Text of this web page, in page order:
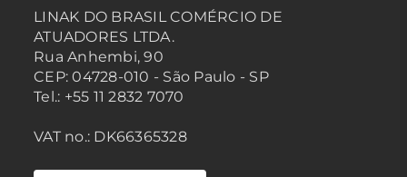
LINAK DO BRASIL COMÉRCIO DE
ATUADORES LTDA.
Rua Anhembi, 90
CEP: 04728-010 - São Paulo - SP
Tel.: +55 11 2832 7070
VAT no.: DK66365328